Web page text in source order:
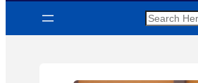
Search